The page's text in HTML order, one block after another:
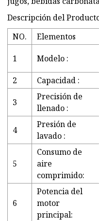
Descripción del
NO.
Elementos
1 Modelo :
2
Capacidad :
3
Precisión de
llenado :
4
Presión de
lavado :
5
Consumo de
aire
comprimido:
6
Potencia del
motor
principal: